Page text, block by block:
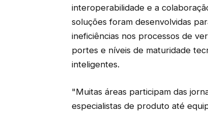
interoperabilidade e a
soluções foram desenvolvidas
ineficiências nos processos de
portes e níveis de maturidade
inteligentes.
"Muitas áreas participam das
especialistas de produto até